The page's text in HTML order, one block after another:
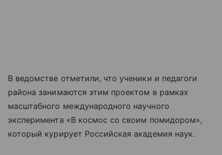
В ведомстве отметили, что ученики и педагоги
района занимаются этим проектом в рамках
масштабного международного научного
эксперимента «В космос со своим помидором»,
который курирует Российская академия наук.